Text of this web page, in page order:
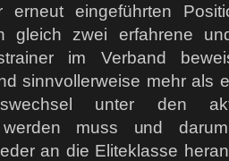
erneut eingeführten
gleich zwei erfahrene
im Verband
sinnvollerweise mehr als
unter den
muss und
an die Eliteklasse